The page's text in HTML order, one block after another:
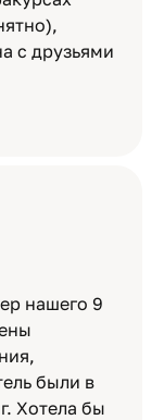
с друзьями
нашего 9
были в
Хотела бы